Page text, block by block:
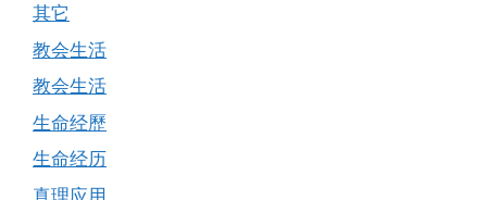
其它
教会生活
教会生活
生命经歷
生命经历
真理应用